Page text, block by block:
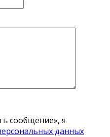
сообщение», я
данных